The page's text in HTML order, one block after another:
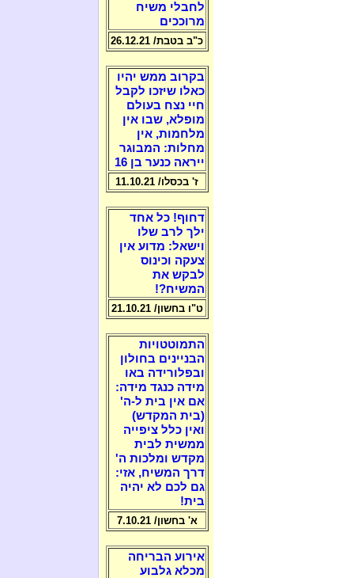
לחבלי משיח
מרוככים
כ"ב בטבת/ 26.12.21
בקרוב ממש יהיו
כאלו שיזכו לקבל
חיי נצח בעולם
מופלא, שבו אין
מלחמות, אין
מחלות: המבוגר
ייראה כנער בן 16
ז' בכסלו/ 11.10.21
דחוף! כל אחד
ילך לרב שלו
וישאל: מדוע אין
צעקה וכינוס
לבקש את
המשיח?!
ט"ו בחשון/ 21.10.21
התמוטטויות
הבניינים בחולון
ובפלורידה באו
מידה כנגד מידה:
אם אין בית ל-ה'
(בית המקדש)
ואין כלל ציפייה
ממשית לבית
מקדש ומלכות ה'
דרך המשיח, אזי:
גם לכם לא יהיה
בית!
א' בחשון/ 7.10.21
אירוע הבריחה
מכלא גלבוע